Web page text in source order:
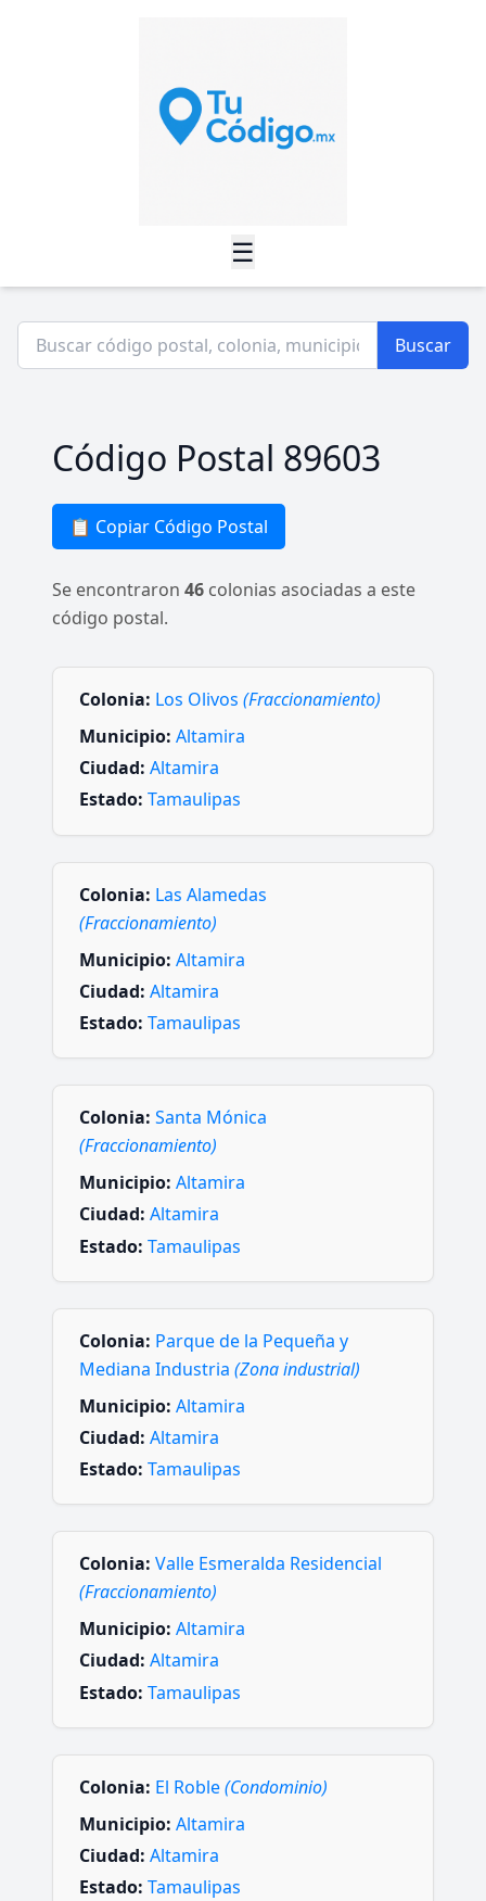
☰
Buscar
Código Postal 89603
📋 Copiar Código Postal
Se encontraron 46 colonias asociadas a este
código postal.
Colonia: Los Olivos (Fraccionamiento)
Municipio: Altamira
Ciudad: Altamira
Estado: Tamaulipas
Colonia: Las Alamedas
(Fraccionamiento)
Municipio: Altamira
Ciudad: Altamira
Estado: Tamaulipas
Colonia: Santa Mónica
(Fraccionamiento)
Municipio: Altamira
Ciudad: Altamira
Estado: Tamaulipas
Colonia: Parque de la Pequeña y
Mediana Industria (Zona industrial)
Municipio: Altamira
Ciudad: Altamira
Estado: Tamaulipas
Colonia: Valle Esmeralda Residencial
(Fraccionamiento)
Municipio: Altamira
Ciudad: Altamira
Estado: Tamaulipas
Colonia: El Roble(Condominio)
Municipio: Altamira
Ciudad: Altamira
Estado: Tamaulipas